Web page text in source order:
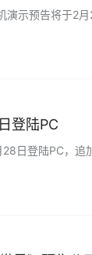
演示预告将于2
登陆PC
日登陆PC，追